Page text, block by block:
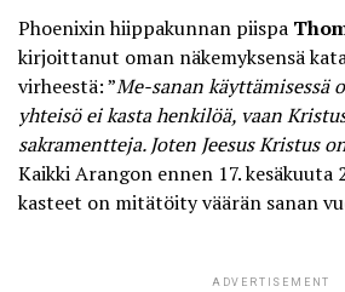
Phoenixin hiippakunnan piispa
kirjoittanut oman näkemyksensä
virheestä: ”Me-sanan käyttämisessä
yhteisö ei kasta henkilöä, vaan
sakramentteja. Joten Jeesus Kristus
Kaikki Arangon ennen 17. kesäkuuta
kasteet on mitätöity väärän sanan
ADVERTISEMENT